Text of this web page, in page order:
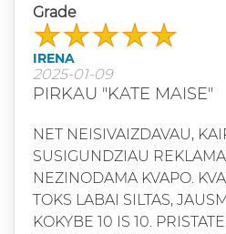
Grade
IRENA
2025-01-09
PIRKAU "KATE MAISE"
NET NEISIVAIZDAVAU,
SUSIGUNDZIAU
NEZINODAMA KVAPO.
TOKS LABAI SILTAS,
KOKYBE 10 IS 10.